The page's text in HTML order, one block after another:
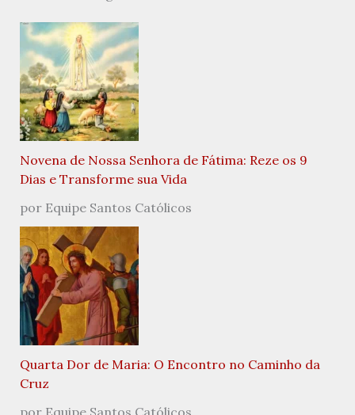
Novena de Nossa Senhora de Fátima: Reze os 9
Dias e Transforme sua Vida
por Equipe Santos Católicos
Quarta Dor de Maria: O Encontro no Caminho da
Cruz